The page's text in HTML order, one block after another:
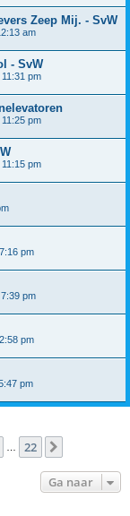
Zeep Mij. - SvW
am
- SvW
pm
pm
pm
pm
pm
pm
pm
22
Ga naar